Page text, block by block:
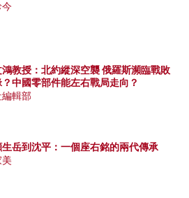
今
鴻教授：北約縱深空襲 俄羅斯瀕臨戰敗
中國零部件能左右戰局走向？
編輯部
生岳到沈平：一個座右銘的兩代傳承